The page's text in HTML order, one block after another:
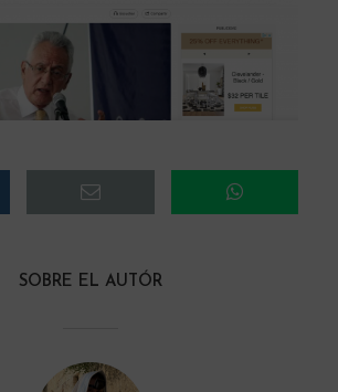
SOBRE EL AUTÓR